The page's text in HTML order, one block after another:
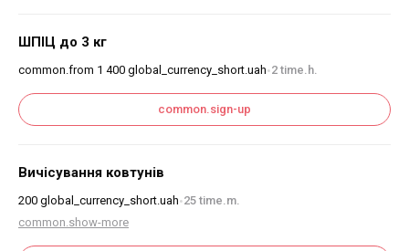
ШПІЦ до 3 кг
common.from 1 400 global_currency_short.uah•2 time.h.
common.sign-up
Вичісування ковтунів
200 global_currency_short.uah•25 time.m.
common.show-more